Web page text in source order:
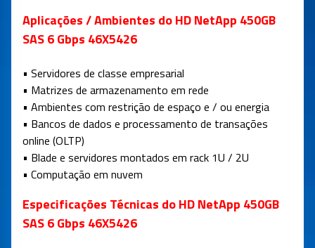
Aplicações / Ambientes do HD NetApp 450GB
SAS 6 Gbps 46X5426
• Servidores de classe empresarial
• Matrizes de armazenamento em rede
• Ambientes com restrição de espaço e / ou energia
• Bancos de dados e processamento de transações
online (OLTP)
• Blade e servidores montados em rack 1U / 2U
• Computação em nuvem
Especificações Técnicas do HD NetApp 450GB
SAS 6 Gbps 46X5426